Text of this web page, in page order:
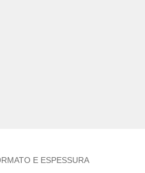
E ESPESSURA